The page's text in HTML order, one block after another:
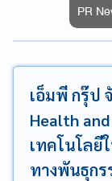
PR
เอ็มพี กรุ๊ป
Health
เทคโนโลยี
ทางพันธุกร